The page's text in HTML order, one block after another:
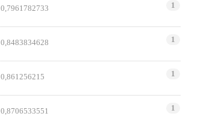
0,7961782733 1
0,8483834628 1
0,861256215 1
0,8706533551 1